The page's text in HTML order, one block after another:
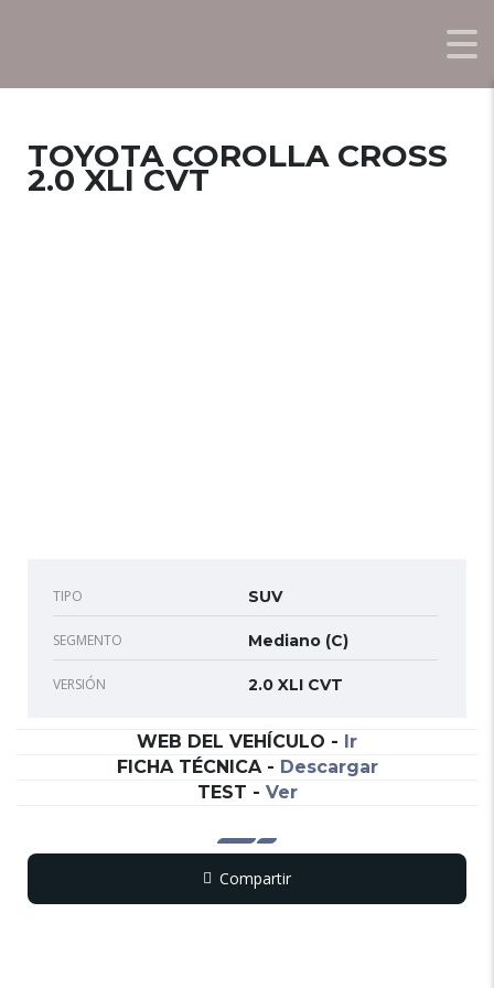
TOYOTA COROLLA CROSS
2.0 XLI CVT
TIPO SUV
SEGMENTO Mediano (C)
VERSIÓN 2.0 XLI CVT
WEB DEL VEHÍCULO - Ir
FICHA TÉCNICA- Descargar
TEST - Ver
Compartir
CopyWhatsApp
Messenger
Email
Print